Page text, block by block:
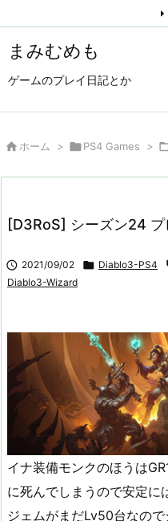
まみむめも
ゲームのプレイ日記とか
 ホーム > PS4 Games >
[D3RoS] シーズン24
 2021/09/02  Diablo3-PS4
Diablo3-Wizard
イナ装備モンクのほうは
に死んでしまうので安定に
ジェムがまだLv50台なの